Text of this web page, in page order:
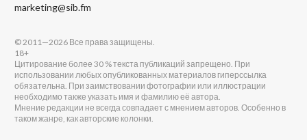
marketing@sib.fm
© 2011—2026 Все права защищены.
18+
Цитирование более 30 % текста публикаций запрещено. При
использовании любых опубликованных материалов гиперссылка
обязательна. При заимствовании фотографии или иллюстрации
необходимо также указать имя и фамилию её автора.
Мнение редакции не всегда совпадает с мнением авторов. Особенно в
таком жанре, как авторские колонки.